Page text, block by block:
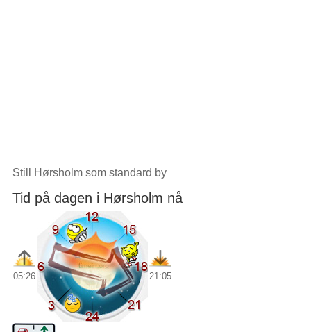
Still Hørsholm som standard by
Tid på dagen i Hørsholm nå
05:26 21:05